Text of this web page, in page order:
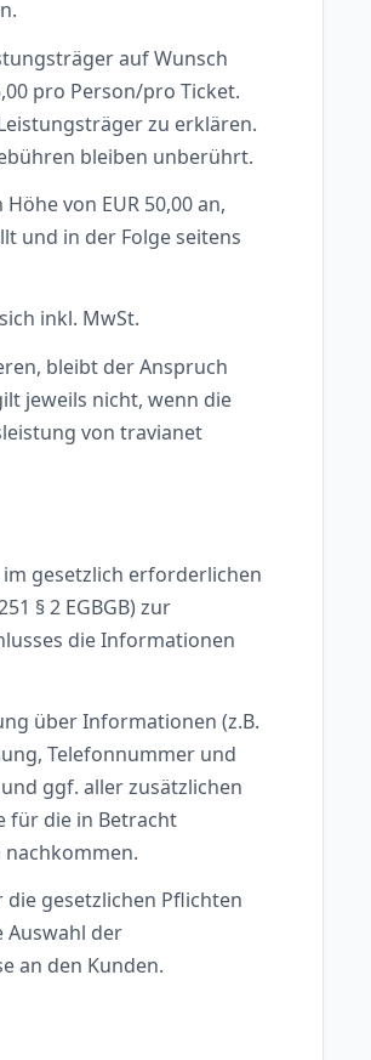
auf Wunsch
pro Person/pro Ticket.
zu erklären.
bleiben unberührt.
von EUR 50,00 an,
und in der Folge seitens
inkl. MwSt.
bleibt der Anspruch
jeweils nicht, wenn die
von travianet
gesetzlich erforderlichen
§ 2 EGBGB) zur
die Informationen
über Informationen (z.B.
Telefonnummer und
ggf. aller zusätzlichen
für die in Betracht
gesetzlichen Pflichten
Auswahl der
an den Kunden.